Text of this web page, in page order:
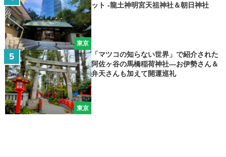
東京
ット -龍土神明宮天祖神社＆朝日神社
東京
「マツコの知らない世界」で紹介された
阿佐ヶ谷の馬橋稲荷神社―お伊勢さん＆
弁天さんも加えて開運巡礼